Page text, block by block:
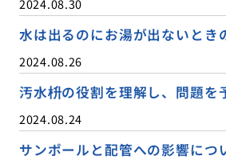
2024.08.30
水は出るのにお湯が出ないとき
2024.08.26
汚水枡の役割を理解し、問題を
2024.08.24
サンポールと配管への影響につ